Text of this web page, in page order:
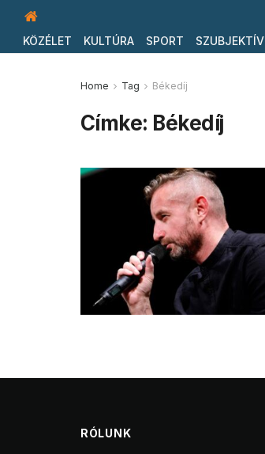
KÖZÉLET KULTÚRA SPORT SZUBJEKTÍV
Home Tag Békedíj
Címke: Békedíj
RÓLUNK